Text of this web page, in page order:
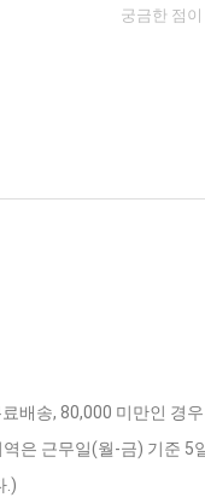
궁금한 점
배송, 80,000 미만인 경
은 근무일(월-금) 기준
.)